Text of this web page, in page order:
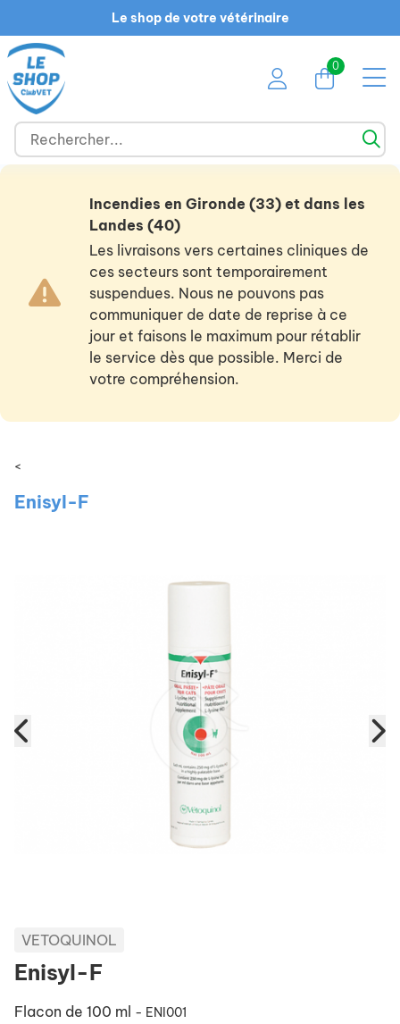
Le shop de votre vétérinaire
0
Incendies en Gironde (33) et dans les
Landes (40)
Les livraisons vers certaines cliniques de
ces secteurs sont temporairement
suspendues. Nous ne pouvons pas
communiquer de date de reprise à ce
jour et faisons le maximum pour rétablir
le service dès que possible. Merci de
votre compréhension.
<
Enisyl-F
VETOQUINOL
Enisyl-F
Flacon de 100 ml - ENI001